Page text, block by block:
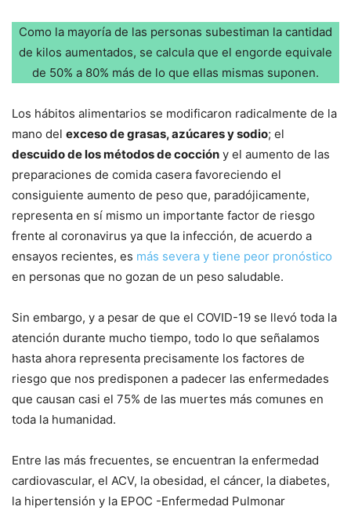
Como la mayoría de las personas subestiman la cantidad
de kilos aumentados, se calcula que el engorde equivale
de 50% a 80% más de lo que ellas mismas suponen.
Los hábitos alimentarios se modificaron radicalmente de la
mano del exceso de grasas, azúcares y sodio; el
descuido de los métodos de cocción y el aumento de las
preparaciones de comida casera favoreciendo el
consiguiente aumento de peso que, paradójicamente,
representa en sí mismo un importante factor de riesgo
frente al coronavirus ya que la infección, de acuerdo a
ensayos recientes, es más severa y tiene peor pronóstico
en personas que no gozan de un peso saludable.
Sin embargo, y a pesar de que el COVID-19 se llevó toda la
atención durante mucho tiempo, todo lo que señalamos
hasta ahora representa precisamente los factores de
riesgo que nos predisponen a padecer las enfermedades
que causan casi el 75% de las muertes más comunes en
toda la humanidad.
Entre las más frecuentes, se encuentran la enfermedad
cardiovascular, el ACV, la obesidad, el cáncer, la diabetes,
la hipertensión y la EPOC -Enfermedad Pulmonar